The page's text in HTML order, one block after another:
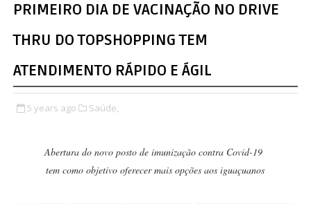
PRIMEIRO DIA DE VACINAÇÃO NO DRIVE
THRU DO TOPSHOPPING TEM
ATENDIMENTO RÁPIDO E ÁGIL
5 years ago Saúde,
Abertura do novo posto de imunização contra Covid-19
tem como objetivo oferecer mais opções aos iguaçuanos